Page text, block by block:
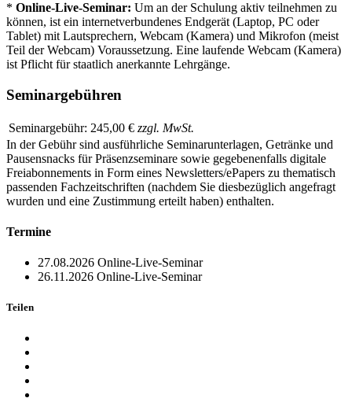
* Online-Live-Seminar: Um an der Schulung aktiv teilnehmen zu
können, ist ein internetverbundenes Endgerät (Laptop, PC oder
Tablet) mit Lautsprechern, Webcam (Kamera) und Mikrofon (meist
Teil der Webcam) Voraussetzung. Eine laufende Webcam (Kamera)
ist Pflicht für staatlich anerkannte Lehrgänge.
Seminargebühren
Seminargebühr: 245,00 € zzgl. MwSt.
In der Gebühr sind ausführliche Seminarunterlagen, Getränke und
Pausensnacks für Präsenzseminare sowie gegebenenfalls digitale
Freiabonnements in Form eines Newsletters/ePapers zu thematisch
passenden Fachzeitschriften (nachdem Sie diesbezüglich angefragt
wurden und eine Zustimmung erteilt haben) enthalten.
Termine
27.08.2026 Online-Live-Seminar
26.11.2026 Online-Live-Seminar
Teilen